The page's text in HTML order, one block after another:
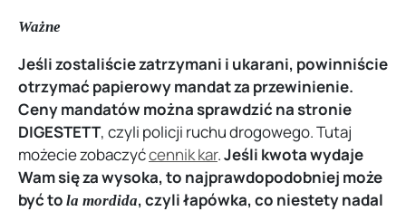
Ważne
Jeśli zostaliście zatrzymani i ukarani, powinniście
otrzymać papierowy mandat za przewinienie.
Ceny mandatów można sprawdzić na stronie
DIGESTETT, czyli policji ruchu drogowego. Tutaj
możecie zobaczyćcennik kar.Jeśli kwota wydaje
Wam się za wysoka, to najprawdopodobniej może
być to la mordida, czyli łapówka, co niestety nadal